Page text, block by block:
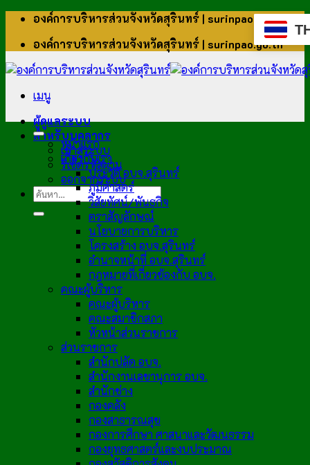
ข้าม
เนื้อหา
องค์การบริหารส่วนจังหวัดสุรินทร์ | surinpao.go.th
องค์การบริหารส่วนจังหวัดสุรินทร์ | surinpao.go.th
เมนู
ผู้ดูแลระบบ
สำหรับบุคลากร
เข้าสู่ระบบ
รีเซ็ตรหัสผ่าน
ออกจากระบบ
หน้าแรก
เกี่ยวกับเรา
ประวัติ อบจ.สุรินทร์
ภูมิศาสตร์
วิสัยทัศน์/พันธกิจ
ตราสัญลักษณ์
นโยบายการบริหาร
โครงสร้าง อบจ.สุรินทร์
อำนาจหน้าที่ อบจ.สุรินทร์
กฎหมายที่เกี่ยวข้องกับ อบจ.
คณะผู้บริหาร
คณะผู้บริหาร
คณะสมาชิกสภา
หัวหน้าส่วนราชการ
ส่วนราชการ
สำนักปลัด อบจ.
สำนักงานเลขานุการ อบจ.
สำนักช่าง
กองคลัง
กองสาธารณสุข
กองการศึกษา ศาสนาและวัฒนธรรม
กองยุทธศาสตร์และงบประมาณ